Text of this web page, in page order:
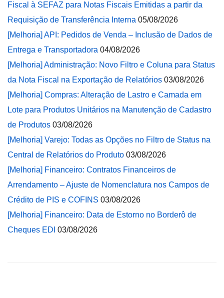
Fiscal à SEFAZ para Notas Fiscais Emitidas a partir da
Requisição de Transferência Interna 05/08/2026
[Melhoria] API: Pedidos de Venda – Inclusão de Dados de
Entrega e Transportadora 04/08/2026
[Melhoria] Administração: Novo Filtro e Coluna para Status
da Nota Fiscal na Exportação de Relatórios 03/08/2026
[Melhoria] Compras: Alteração de Lastro e Camada em
Lote para Produtos Unitários na Manutenção de Cadastro
de Produtos 03/08/2026
[Melhoria] Varejo: Todas as Opções no Filtro de Status na
Central de Relatórios do Produto 03/08/2026
[Melhoria] Financeiro: Contratos Financeiros de
Arrendamento – Ajuste de Nomenclatura nos Campos de
Crédito de PIS e COFINS 03/08/2026
[Melhoria] Financeiro: Data de Estorno no Borderô de
Cheques EDI 03/08/2026